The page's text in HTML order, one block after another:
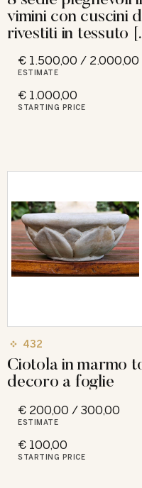
vimini con cuscini
rivestiti in tessuto
€ 1.500,00 / 2.000,00
ESTIMATE
€ 1.000,00
STARTING PRICE
432
Ciotola in marmo
decoro a foglie
€ 200,00 / 300,00
ESTIMATE
€ 100,00
STARTING PRICE